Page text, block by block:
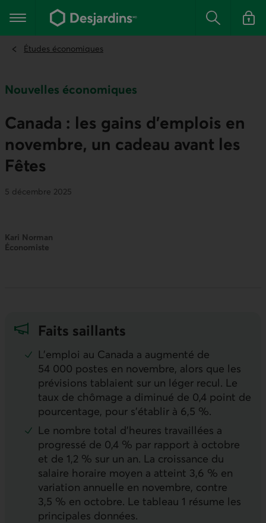
contenu
Menu principal Rechercher
Se
Études économiques
Nouvelles économiques
Canada : les gains d’emplois en
novembre, un cadeau avant les
Fêtes
5 décembre 2025
Kari Norman
Économiste
Faits saillants
L’emploi au Canada a augmenté de
54 000 postes en novembre, alors que les
prévisions tablaient sur un léger recul. Le
taux de chômage a diminué de 0,4 point de
pourcentage, pour s’établir à 6,5 %.
Le nombre total d’heures travaillées a
progressé de 0,4 % par rapport à octobre
et de 1,2 % sur un an. La croissance du
salaire horaire moyen a atteint 3,6 % en
variation annuelle en novembre, contre
3,5 % en octobre. Le tableau 1 résume les
principales données.